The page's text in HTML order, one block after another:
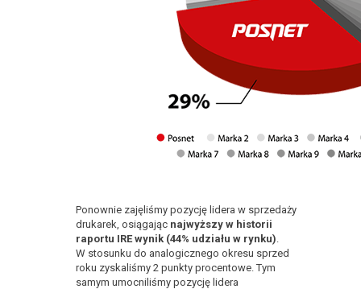
Ponownie zajęliśmy pozycję lidera w sprzedaży
drukarek, osiągając najwyższy w historii
raportu IRE wynik (44% udziału w rynku)
W stosunku do analogicznego okresu sprzed
roku zyskaliśmy 2 punkty procentowe. Tym
samym umocniliśmy pozycję lidera